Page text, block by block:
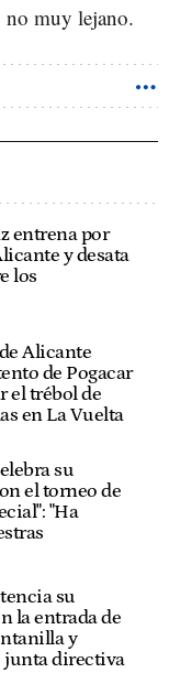
muy lejano.
entrena por
y desata
los
Alicante
de Pogacar
el trébol de
en La Vuelta
su
el torneo de
"Ha
su
la entrada de
y
junta directiva